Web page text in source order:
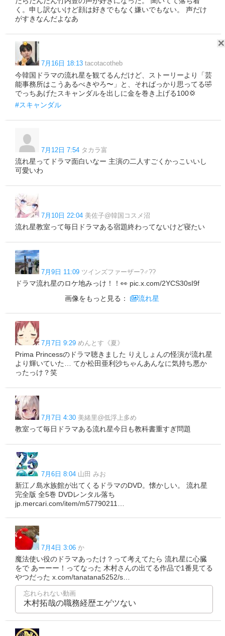
く。申し訳ないけど顔は好きでもなく嫌いでもない。 声だけ
がすきなんだよなあ
7月16日 18:13 tacotacotheb
今韓国ドラマの流れ星を観てるんだけど、ストーリーより「芸
能事務所はこうあるべきやろ〜」と、そればっかり思ってる🤣
でっちあげたスキャンダルを出しに金を巻き上げる100💢
#スキャンダル
7月12日 7:54 タカラ富
流れ星ってドラマ面白いなー 主演の二人すごくかっこいいし
可愛いわ
7月10日 22:04 美佐子@韓国コスメ沼
流れ星教室って毎日ドラマある宿題終わってないけど寝たい
7月9日 11:09 ツインズファーザー?‍♂️??
ドラマ流れ星のロケ地みっけ！！👀 pic.x.com/2YCS30sI9f
画像をもっと見る：
流れ星
7月7日 9:29 めんとす《夏》
Prima Princessのドラマ聴きました りえしょんの怪演が流れ星
より輝いていた… てか松田亜利沙ちゃんあんなに気持ち悪か
ったっけ？笑
7月7日 4:30 美緒里@低浮上多め
教室って毎日ドラマある流れ星今日も教科書重すぎ問題
7月6日 8:04 山田 みお
新江ノ島水族館が出てくるドラマのDVD。懐かしい。 流れ星
完全版 全5巻 DVDレンタル落ち
jp.mercari.com/item/m57790211…
7月4日 3:06 か
魔法使い役のドラマあったけ？って考えてたら 流れ星に心臓
をで あーーー！ってなった 木村さんの出てる作品で1番見てる
やつだった x.com/tanatana5252/s…
忘れられない動画
木村拓哉の職務経歴エゲツない